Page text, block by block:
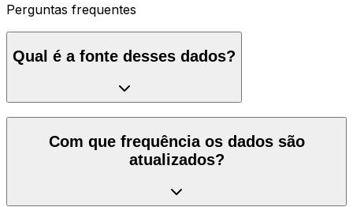
Perguntas frequentes
Qual é a fonte desses dados?
Com que frequência os dados são
atualizados?